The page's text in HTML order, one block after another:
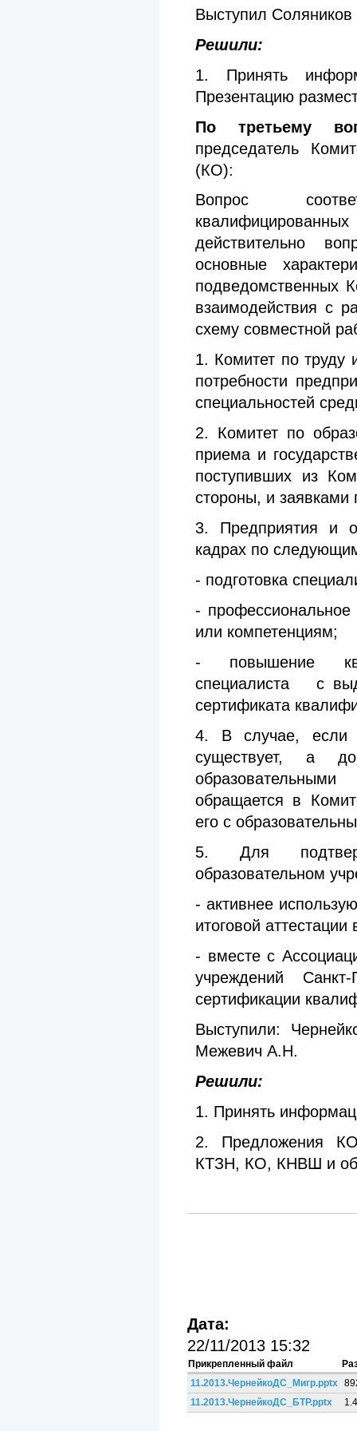
Выступил
Решили:
1. Принять
Презентацию
По третьему
председатель
(КО):
Вопрос
квалифицированных
действительно
основные
подведомственных
взаимодействия с
схему совместной
1. Комитет по
потребности
специальностей
2. Комитет по
приема и
поступивших из
стороны, и заявками
3. Предприятия и
кадрах по
- подготовка
-
или компетенциям;
- повышение
специалиста с
сертификата
4. В случае, если
существует, а
обращается в
его с
5. Для
образовательном
- активнее
итоговой аттестации
- вместе с
учреждений
сертификации
Выступили:
Межевич А.Н.
Решили:
1. Принять
2. Предложения
КТЗН, КО, КНВШ и
Дата:
22/11/2013 15:32
Прикрепленный файл
11.2013.ЧернейкоДС_Мигр.pptx
11.2013.ЧернейкоДС_БТР.pptx